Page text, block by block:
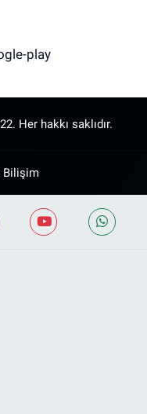
Her hakkı saklıdır.
Bilişim